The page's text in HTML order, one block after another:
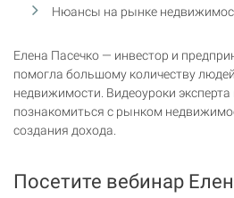
Нюансы на рынке
Елена Пасечко — инвестор и
помогла большому количеству
недвижимости. Видеоуроки
познакомиться с рынком
создания дохода.
Посетите вебинар